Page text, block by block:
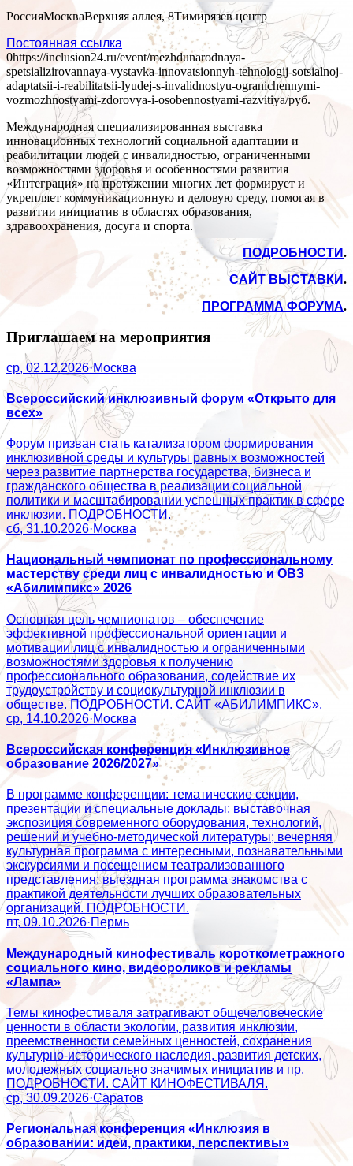
РоссияМоскваВерхняя аллея, 8Тимирязев центр
Постоянная ссылка
0https://inclusion24.ru/event/mezhdunarodnaya-
spetsializirovannaya-vystavka-innovatsionnyh-tehnologij-sotsialnoj-
adaptatsii-i-reabilitatsii-lyudej-s-invalidnostyu-ogranichennymi-
vozmozhnostyami-zdorovya-i-osobennostyami-razvitiya/руб.
Международная специализированная выставка
инновационных технологий социальной адаптации и
реабилитации людей с инвалидностью, ограниченными
возможностями здоровья и особенностями развития
«Интеграция» на протяжении многих лет формирует и
укрепляет коммуникационную и деловую среду, помогая в
развитии инициатив в областях образования,
здравоохранения, досуга и спорта.
ПОДРОБНОСТИ.
САЙТ ВЫСТАВКИ.
ПРОГРАММА ФОРУМА.
Приглашаем на мероприятия
ср, 02.12.2026·Москва
Всероссийский инклюзивный форум «Открыто для
всех»
Форум призван стать катализатором формирования
инклюзивной среды и культуры равных возможностей
через развитие партнерства государства, бизнеса и
гражданского общества в реализации социальной
политики и масштабировании успешных практик в сфере
инклюзии. ПОДРОБНОСТИ.
сб, 31.10.2026·Москва
Национальный чемпионат по профессиональному
мастерству среди лиц с инвалидностью и ОВЗ
«Абилимпикс» 2026
Основная цель чемпионатов – обеспечение
эффективной профессиональной ориентации и
мотивации лиц с инвалидностью и ограниченными
возможностями здоровья к получению
профессионального образования, содействие их
трудоустройству и социокультурной инклюзии в
обществе. ПОДРОБНОСТИ. САЙТ «АБИЛИМПИКС».
ср, 14.10.2026·Москва
Всероссийская конференция «Инклюзивное
образование 2026/2027»
В программе конференции: тематические секции,
презентации и специальные доклады; выставочная
экспозиция современного оборудования, технологий,
решений и учебно-методической литературы; вечерняя
культурная программа с интересными, познавательными
экскурсиями и посещением театрализованного
представления; выездная программа знакомства с
практикой деятельности лучших образовательных
организаций. ПОДРОБНОСТИ.
пт, 09.10.2026·Пермь
Международный кинофестиваль короткометражного
социального кино, видеороликов и рекламы
«Лампа»
Темы кинофестиваля затрагивают общечеловеческие
ценности в области экологии, развития инклюзии,
преемственности семейных ценностей, сохранения
культурно-исторического наследия, развития детских,
молодежных социально значимых инициатив и пр.
ПОДРОБНОСТИ. САЙТ КИНОФЕСТИВАЛЯ.
ср, 30.09.2026·Саратов
Региональная конференция «Инклюзия в
образовании: идеи, практики, перспективы»